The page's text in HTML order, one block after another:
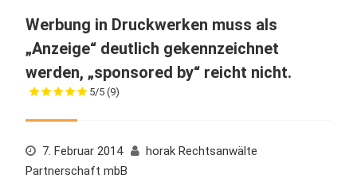
Werbung in Druckwerken muss als
„Anzeige“ deutlich gekennzeichnet
werden, „sponsored by“ reicht nicht.
5/5 (9)
7. Februar 2014
horak Rechtsanwälte
Partnerschaft mbB